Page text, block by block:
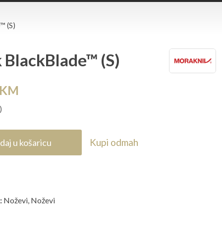
(S)
(S)
258,65 KM.
u košaricu Kupi odmah
Noževi, Noževi